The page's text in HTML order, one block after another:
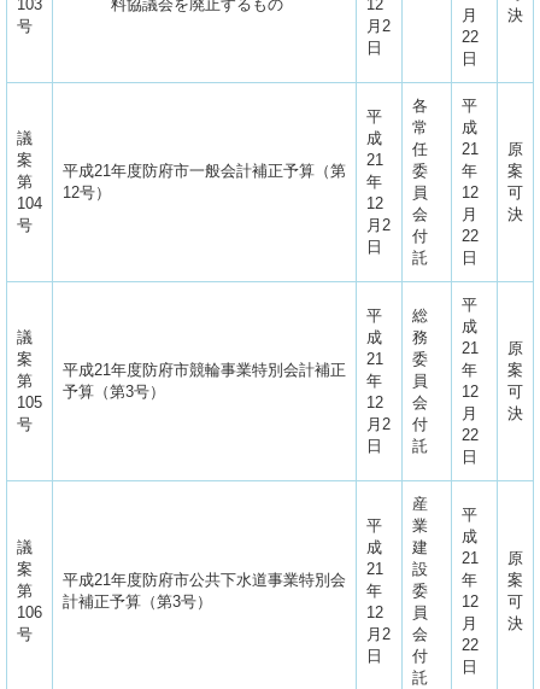
103
号
料協議会を廃止するもの
12
月2
日
月
22
日
決
議
案
第
104
号
平成21年度防府市一般会計補正予算（第
12号）
平
成
21
年
12
月2
日
各
常
任
委
員
会
付
託
平
成
21
年
12
月
22
日
原
案
可
決
議
案
第
105
号
平成21年度防府市競輪事業特別会計補正
予算（第3号）
平
成
21
年
12
月2
日
総
務
委
員
会
付
託
平
成
21
年
12
月
22
日
原
案
可
決
議
案
第
106
号
平成21年度防府市公共下水道事業特別会
計補正予算（第3号）
平
成
21
年
12
月2
日
産
業
建
設
委
員
会
付
託
平
成
21
年
12
月
22
日
原
案
可
決